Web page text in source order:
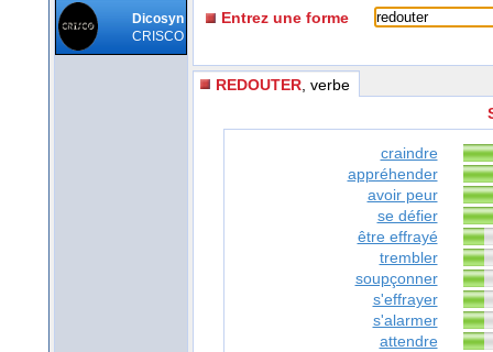
Dicosyn
CRISCO
Entrez une forme
REDOUTER , verbe
craindre
appréhender
avoir peur
se défier
être effrayé
trembler
soupçonner
s'effrayer
s'alarmer
attendre